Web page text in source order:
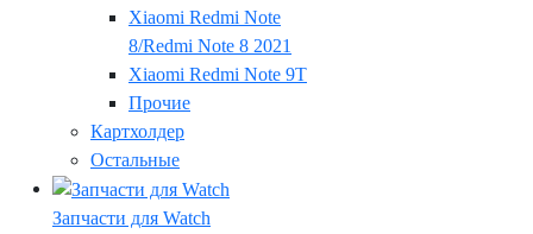
Xiaomi Redmi Note
8/Redmi Note 8 2021
Xiaomi Redmi Note 9T
Прочие
Картхолдер
Остальные
Запчасти для Watch